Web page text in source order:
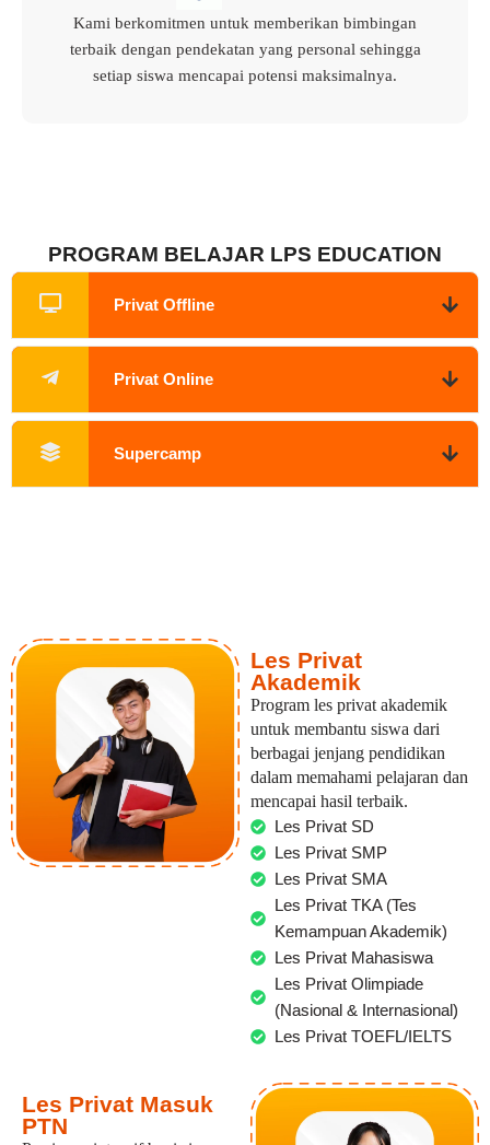
Kami berkomitmen untuk memberikan bimbingan
terbaik dengan pendekatan yang personal sehingga
setiap siswa mencapai potensi maksimalnya.
PROGRAM BELAJAR LPS EDUCATION
Privat Offline
Privat Online
Supercamp
Les Privat
Akademik
Program les privat akademik
untuk membantu siswa dari
berbagai jenjang pendidikan
dalam memahami pelajaran dan
mencapai hasil terbaik.
Les Privat SD
Les Privat SMP
Les Privat SMA
Les Privat TKA (Tes
Kemampuan Akademik)
Les Privat Mahasiswa
Les Privat Olimpiade
(Nasional & Internasional)
Les Privat TOEFL/IELTS
Les Privat Masuk
PTN